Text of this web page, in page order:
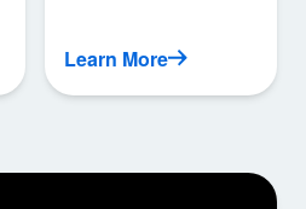
Learn More